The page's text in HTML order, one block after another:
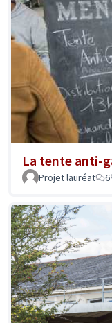
La tente anti-
Projet lauréat 6